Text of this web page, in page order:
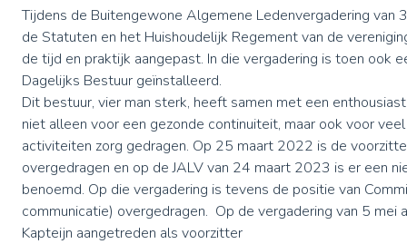
Tijdens de Buitengewone Algemene Ledenvergadering van
de Statuten en het Huishoudelijk Regement van de
de tijd en praktijk aangepast. In die vergadering is toen ook
Dagelijks Bestuur geïnstalleerd.
Dit bestuur, vier man sterk, heeft samen met een
niet alleen voor een gezonde continuiteit, maar ook voor
activiteiten zorg gedragen. Op 25 maart 2022 is de
overgedragen en op de JALV van 24 maart 2023 is er een
benoemd. Op die vergadering is tevens de positie van
communicatie) overgedragen. Op de vergadering van 5 mei
Kapteijn aangetreden als voorzitter